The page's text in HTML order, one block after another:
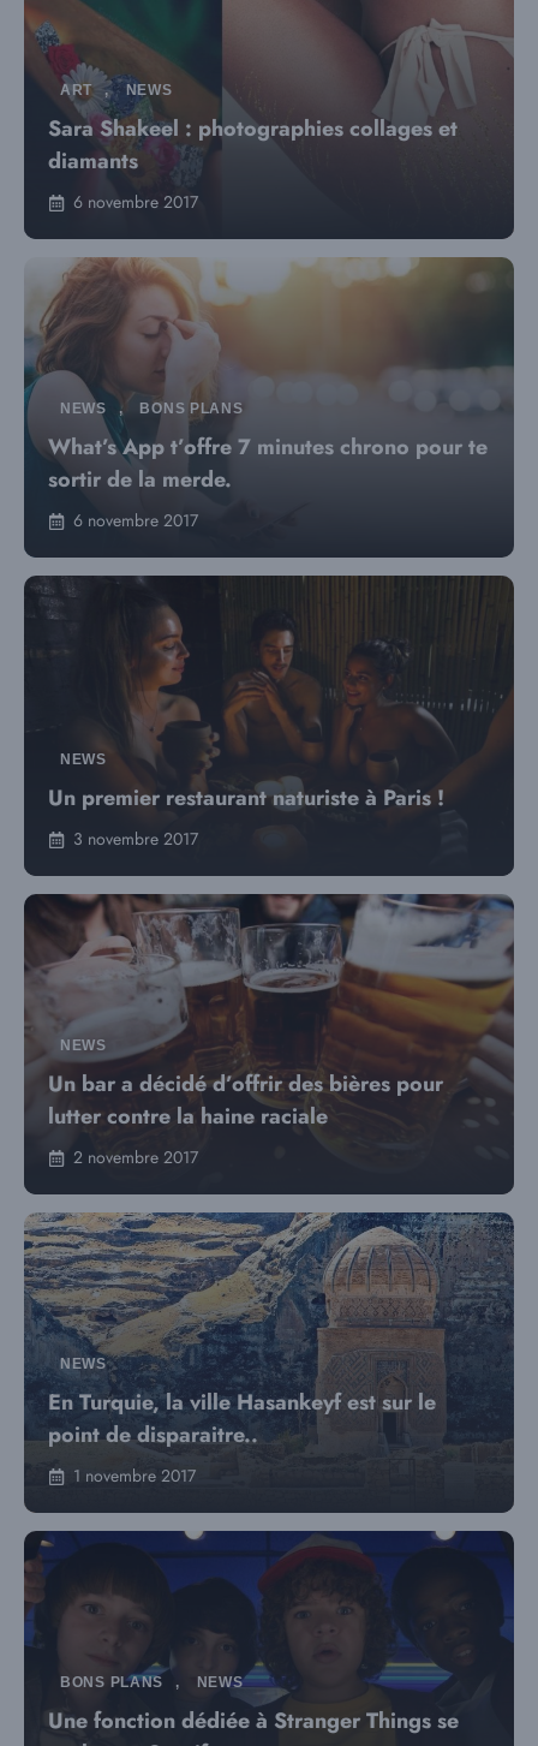
ART , NEWS
Sara Shakeel : photographies collages et
diamants
6 novembre 2017
NEWS , BONS PLANS
What’s App t’offre 7 minutes chrono pour te
sortir de la merde.
6 novembre 2017
NEWS
Un premier restaurant naturiste à Paris !
3 novembre 2017
NEWS
Un bar a décidé d’offrir des bières pour
lutter contre la haine raciale
2 novembre 2017
NEWS
En Turquie, la ville Hasankeyf est sur le
point de disparaitre..
1 novembre 2017
BONS PLANS , NEWS
Une fonction dédiée à Stranger Things se